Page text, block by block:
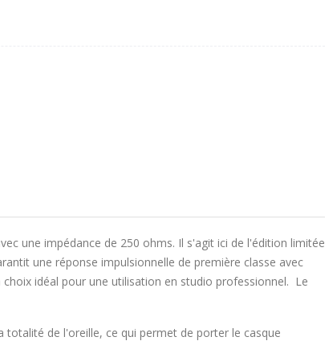
une impédance de 250 ohms. Il s'agit ici de l'édition limitée
une réponse impulsionnelle de première classe avec
idéal pour une utilisation en studio professionnel. Le
de l'oreille, ce qui permet de porter le casque